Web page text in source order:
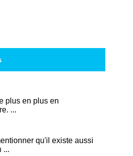
plus en plus en
...
qu'il existe aussi
...